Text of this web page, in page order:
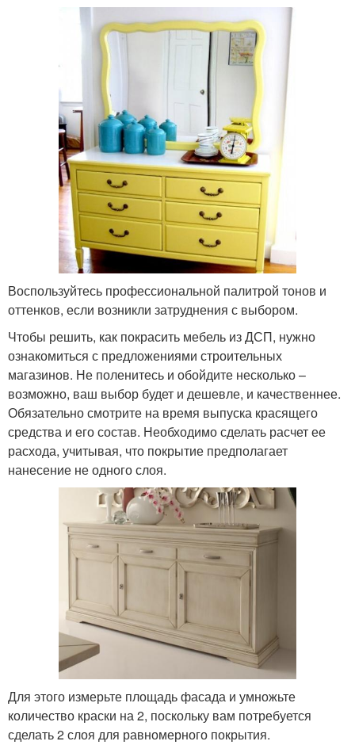
Воспользуйтесь профессиональной палитрой тонов и
оттенков, если возникли затруднения с выбором.
Чтобы решить, как покрасить мебель из ДСП, нужно
ознакомиться с предложениями строительных
магазинов. Не поленитесь и обойдите несколько –
возможно, ваш выбор будет и дешевле, и качественнее.
Обязательно смотрите на время выпуска красящего
средства и его состав. Необходимо сделать расчет ее
расхода, учитывая, что покрытие предполагает
нанесение не одного слоя.
Для этого измерьте площадь фасада и умножьте
количество краски на 2, поскольку вам потребуется
сделать 2 слоя для равномерного покрытия.